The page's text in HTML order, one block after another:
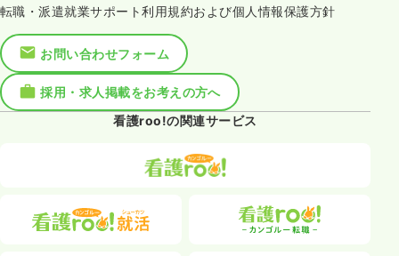
転職・派遣就業サポート利用規約および個人情報保護方針
お問い合わせフォーム
採用・求人掲載をお考えの方へ
看護roo!の関連サービス